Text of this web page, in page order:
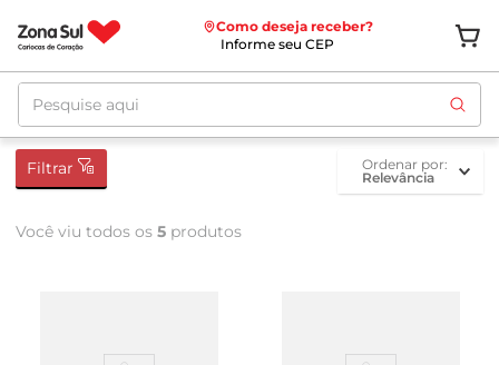
Como deseja receber?
Informe seu CEP
Pesquise aqui
Filtrar
ordenar por
Relevância
Você viu todos os 5 produtos